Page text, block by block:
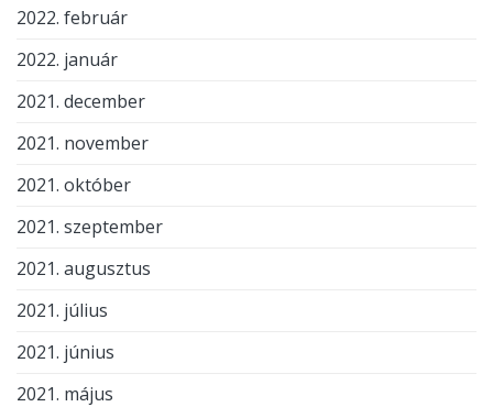
2022. február
2022. január
2021. december
2021. november
2021. október
2021. szeptember
2021. augusztus
2021. július
2021. június
2021. május